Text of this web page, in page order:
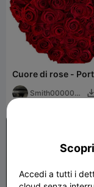
Cuore di rose -
cuore di rose
Smith0000000
Accedi a tutti i